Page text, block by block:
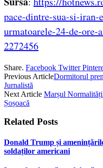
pace-dintre-sua-si-iran-
urmatoarele-24-de-ore-
2272456
Share. Facebook Twitter
Previous ArticleDormitorul
Jurnalistă
Next Article Marșul
Șoșoacă
Related Posts
Donald Trump și
soldaților americani